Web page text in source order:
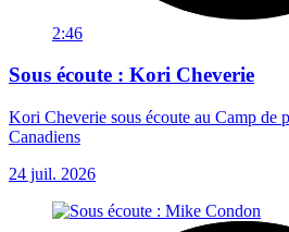
2:46
Sous écoute : Kori Cheverie
Kori Cheverie sous écoute au Camp de
Canadiens
24 juil. 2026